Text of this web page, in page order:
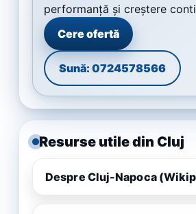
performanță și creștere
Cere ofertă
Sună: 0724578566
Resurse utile din Cluj
Despre Cluj-Napoca